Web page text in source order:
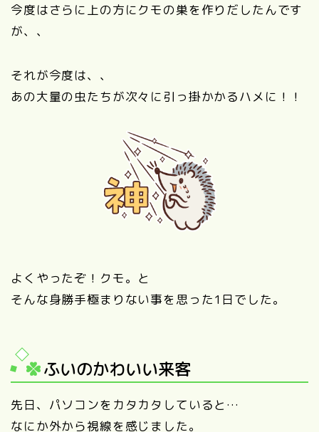
今度はさらに上の方にクモの巣を作りだしたんです
が、、
それが今度は、、
あの大量の虫たちが次々に引っ掛かかるハメに！！
よくやったぞ！クモ。と
そんな身勝手極まりない事を思った1日でした。
ふいのかわいい来客
先日、パソコンをカタカタしていると…
なにか外から視線を感じました。